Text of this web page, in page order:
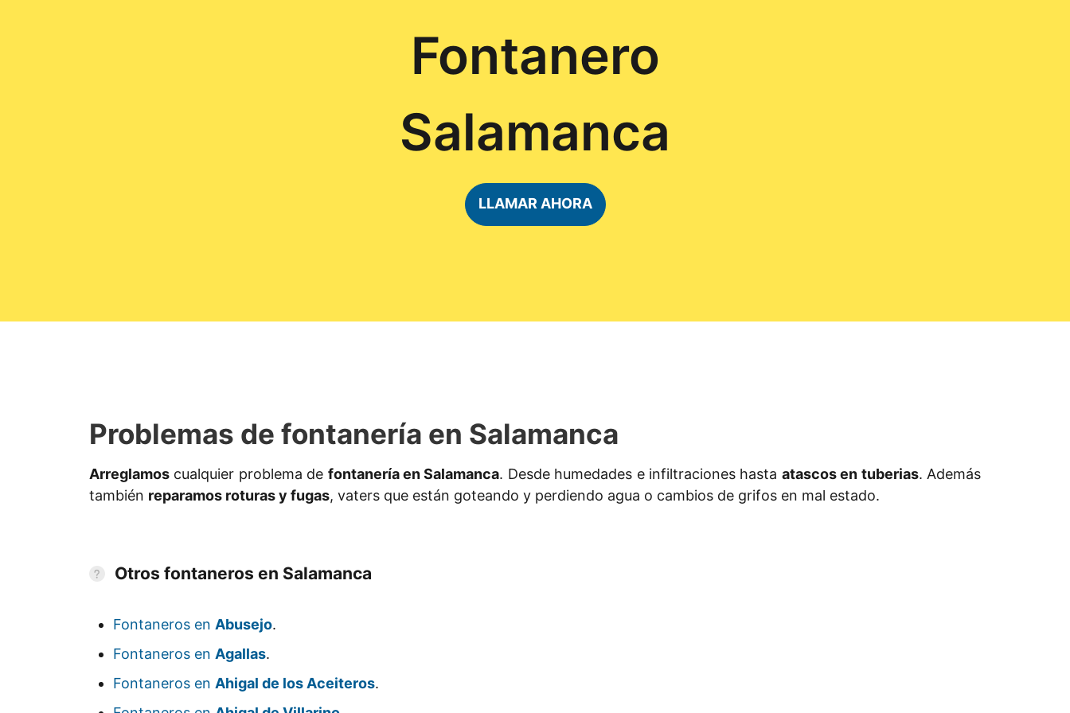
Fontanero
Salamanca
LLAMAR AHORA
Problemas de fontanería en Salamanca
Arreglamos cualquier problema de fontanería en Salamanca. Desde humedades e infiltraciones hasta atascos en tuberias. Además
también reparamos roturas y fugas, vaters que están goteando y perdiendo agua o cambios de grifos en mal estado.
Otros fontaneros en Salamanca
Fontaneros en Abusejo.
Fontaneros en Agallas.
Fontaneros en Ahigal de los Aceiteros.